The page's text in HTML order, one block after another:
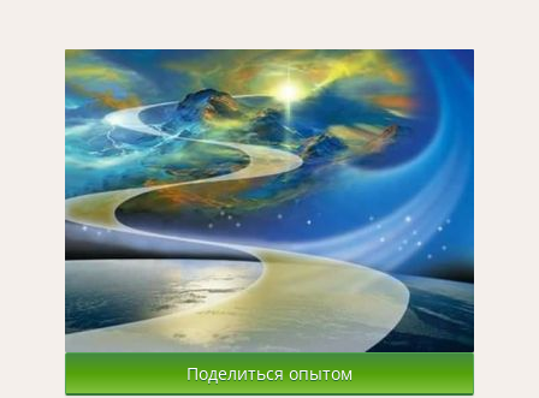
Поделиться опытом